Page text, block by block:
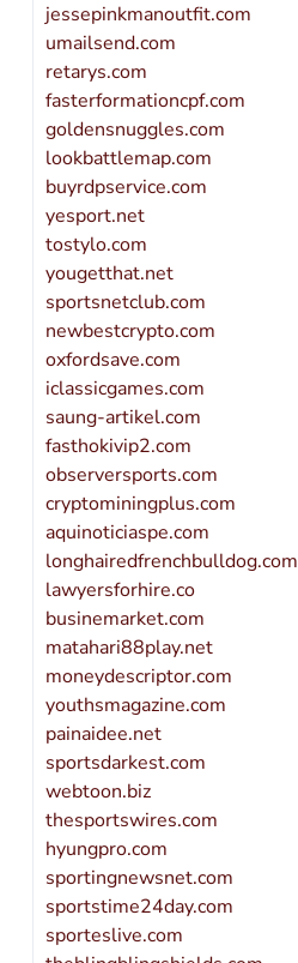
jessepinkmanoutfit.com
umailsend.com
retarys.com
fasterformationcpf.com
goldensnuggles.com
lookbattlemap.com
buyrdpservice.com
yesport.net
tostylo.com
yougetthat.net
sportsnetclub.com
newbestcrypto.com
oxfordsave.com
iclassicgames.com
saung-artikel.com
fasthokivip2.com
observersports.com
cryptominingplus.com
aquinoticiaspe.com
longhairedfrenchbulldog.com
lawyersforhire.co
businemarket.com
matahari88play.net
moneydescriptor.com
youthsmagazine.com
painaidee.net
sportsdarkest.com
webtoon.biz
thesportswires.com
hyungpro.com
sportingnewsnet.com
sportstime24day.com
sporteslive.com